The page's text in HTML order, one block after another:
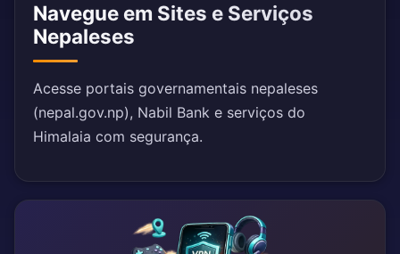
Navegue em Sites e Serviços
Nepaleses
Acesse portais governamentais nepaleses
(nepal.gov.np), Nabil Bank e serviços do
Himalaia com segurança.